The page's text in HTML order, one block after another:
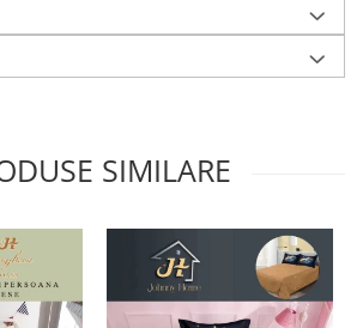
SIMILARE